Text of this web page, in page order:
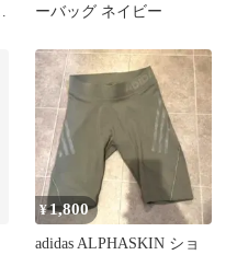
ーバッグ ネイビー
¥1,800
adidas ALPHASKIN ショ